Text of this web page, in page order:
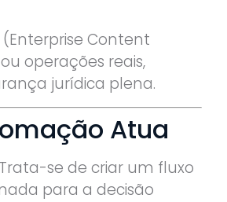
Content
operações reais,
jurídica plena.
Atua
se de criar um fluxo
para a decisão